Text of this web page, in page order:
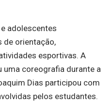
adolescentes
de orientação,
esportivas. A
uma coreografia durante a
Dias participou com
pelos estudantes.